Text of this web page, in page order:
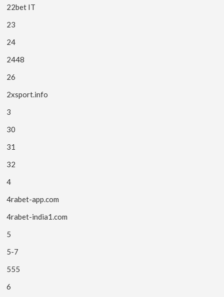
22bet IT
23
24
2448
26
2xsport.info
3
30
31
32
4
4rabet-app.com
4rabet-india1.com
5
5-7
555
6